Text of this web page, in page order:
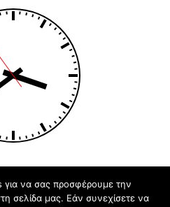
για να σας προσφέρουμε την
σελίδα μας. Εάν συνεχίσετε να